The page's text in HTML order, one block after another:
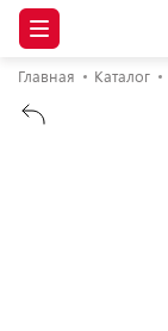
Главная Каталог